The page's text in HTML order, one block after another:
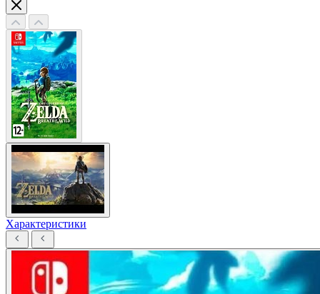
Характеристики